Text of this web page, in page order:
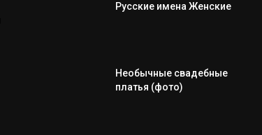
Русские имена Женские
Необычные свадебные
платья (фото)